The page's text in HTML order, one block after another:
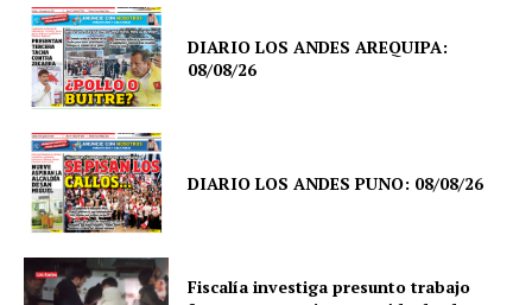
DIARIO LOS ANDES AREQUIPA:
08/08/26
DIARIO LOS ANDES PUNO: 08/08/26
Fiscalía investiga presunto trabajo